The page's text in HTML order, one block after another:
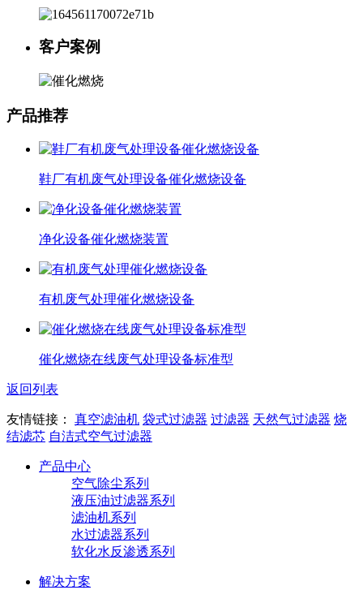
客户案例
产品推荐
鞋厂有机废气处理设备催化燃烧设备
净化设备催化燃烧装置
有机废气处理催化燃烧设备
催化燃烧在线废气处理设备标准型
返回列表
友情链接： 真空滤油机 袋式过滤器 过滤器 天然气过滤器 烧
结滤芯 自洁式空气过滤器
产品中心
空气除尘系列
液压油过滤器系列
滤油机系列
水过滤器系列
软化水反渗透系列
解决方案